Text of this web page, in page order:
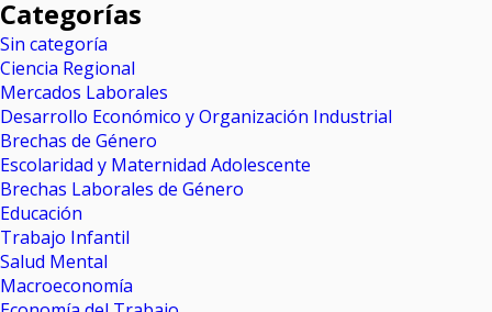
Categorías
Sin categoría
Ciencia Regional
Mercados Laborales
Desarrollo Económico y Organización Industrial
Brechas de Género
Escolaridad y Maternidad Adolescente
Brechas Laborales de Género
Educación
Trabajo Infantil
Salud Mental
Macroeconomía